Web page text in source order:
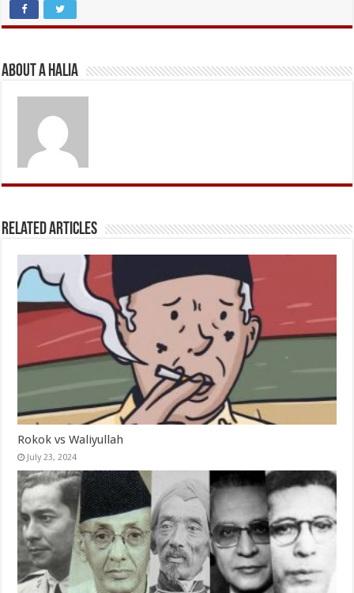
About A Halia
Related Articles
Rokok vs Waliyullah
July 23, 2024